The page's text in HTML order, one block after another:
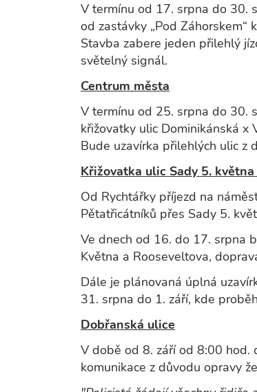
V termínu od 17. srpna do 30.
od zastávky „Pod
Stavba zabere jeden přilehlý
světelný signál.
Centrum města
V termínu od 25. srpna do 30.
křižovatky ulic Dominikánská x
Bude uzavírka přilehlých ulic z
Křižovatka ulic Sady 5.
Od Rychtářky příjezd na
Pětatřicátníků přes Sady 5.
Ve dnech od 16. do 17. srpna
Května a Rooseveltova,
Dále je plánovaná úplná
31. srpna do 1. září, kde
Dobřanská ulice
V době od 8. září od 8:00 hod.
komunikace z důvodu opravy